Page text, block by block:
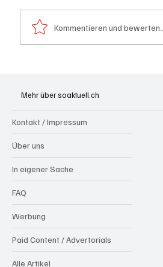
Kommentieren und bewerten...
Mehr über soaktuell.ch
Kontakt / Impressum
Über uns
In eigener Sache
FAQ
Werbung
Paid Content / Advertorials
Alle Artikel